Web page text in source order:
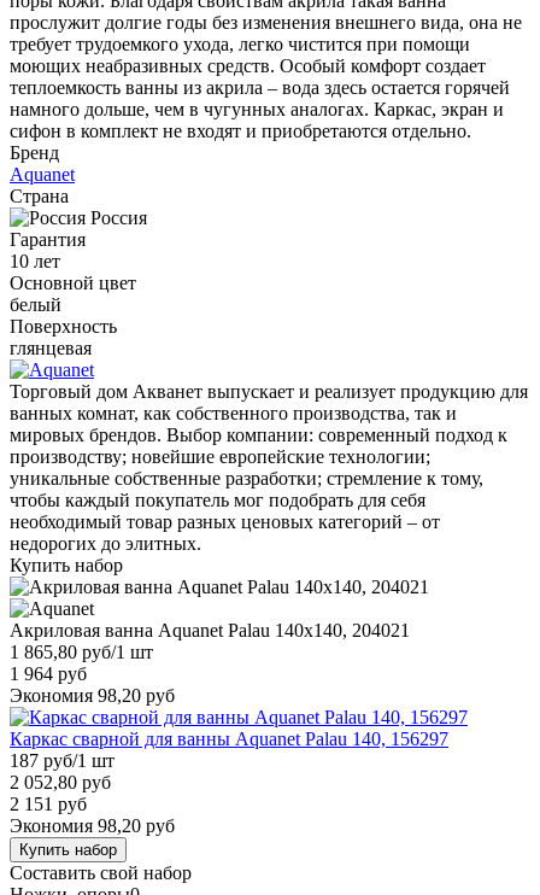
прослужит долгие годы без изменения внешнего вида, она не
требует трудоемкого ухода, легко чистится при помощи
моющих неабразивных средств. Особый комфорт создает
теплоемкость ванны из акрила – вода здесь остается горячей
намного дольше, чем в чугунных аналогах. Каркас, экран и
сифон в комплект не входят и приобретаются отдельно.
Бренд
Aquanet
Страна
Россия
Гарантия
10 лет
Основной цвет
белый
Поверхность
глянцевая
Торговый дом Акванет выпускает и реализует продукцию для
ванных комнат, как собственного производства, так и
мировых брендов. Выбор компании: современный подход к
производству; новейшие европейские технологии;
уникальные собственные разработки; стремление к тому,
чтобы каждый покупатель мог подобрать для себя
необходимый товар разных ценовых категорий – от
недорогих до элитных.
Купить набор
Акриловая ванна Aquanet Palau 140x140, 204021
1 865,80 руб/1 шт
1 964 руб
Экономия 98,20 руб
Каркас сварной для ванны Aquanet Palau 140, 156297
187 руб/1 шт
2 052,80 руб
2 151 руб
Экономия 98,20 руб
Купить набор
Составить свой набор